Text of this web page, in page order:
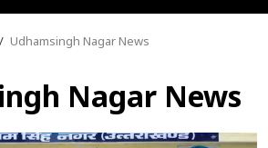
Udhamsingh Nagar News
Nagar News